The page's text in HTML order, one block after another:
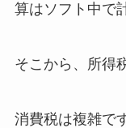
算はソフト中で
そこから、所得
消費税は複雑で